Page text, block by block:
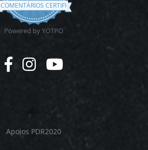
rating
COMENTÁRIOS CERTIFICADOS
Powered by YOTPO
Apoios PDR2020